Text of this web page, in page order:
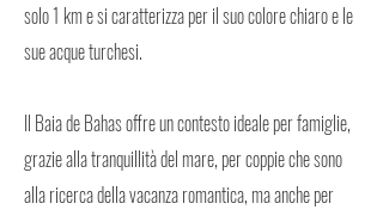
solo 1 km e si caratterizza per il suo colore chiaro e le
sue acque turchesi.
Il Baia de Bahas offre un contesto ideale per famiglie,
grazie alla tranquillità del mare, per coppie che sono
alla ricerca della vacanza romantica, ma anche per